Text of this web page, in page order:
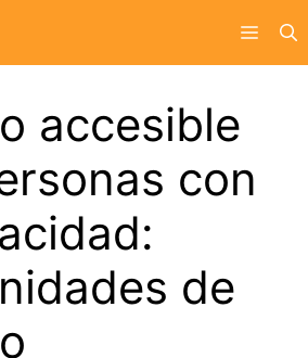
Menú
accesible
con
de